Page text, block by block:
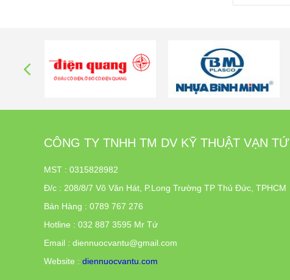
CÔNG TY TNHH TM DV KỸ THUẬT VẠN TỨ
MST : 0315828982
Đ/c : 208/8/7 Võ Văn Hát, P.Long Trường TP Thủ Đức, TPHCM
Bán Hàng : 0789 767 276
Hotline : 032 887 3595 Mr Tứ
Email : diennuocvantu@gmail.com
Website : diennuocvantu.com